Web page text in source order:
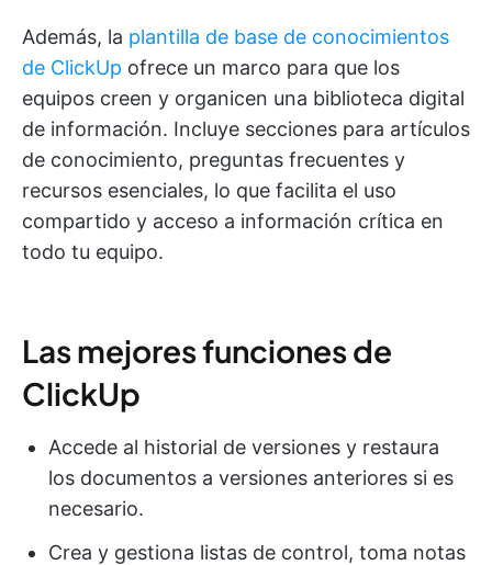
Además, la plantilla de base de conocimientos
de ClickUp ofrece un marco para que los
equipos creen y organicen una biblioteca digital
de información. Incluye secciones para artículos
de conocimiento, preguntas frecuentes y
recursos esenciales, lo que facilita el uso
compartido y acceso a información crítica en
todo tu equipo.
Las mejores funciones de
ClickUp
Accede al historial de versiones y restaura
los documentos a versiones anteriores si es
necesario.
Crea y gestiona listas de control, toma notas